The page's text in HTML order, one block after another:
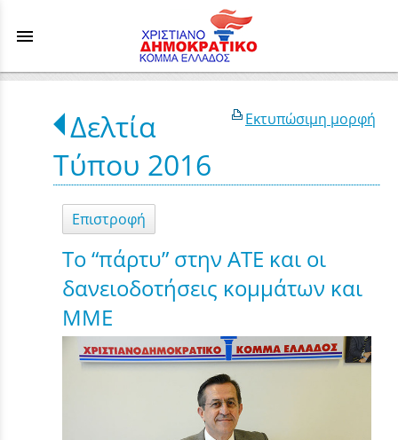
menu
Εκτυπώσιμη μορφή
Δελτία
Τύπου 2016
Επιστροφή
Το “πάρτυ” στην ΑΤΕ και οι
δανειοδοτήσεις κομμάτων και
ΜΜΕ